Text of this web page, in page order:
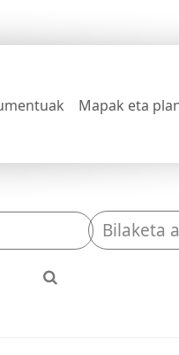
Mapak eta
Bilaketa